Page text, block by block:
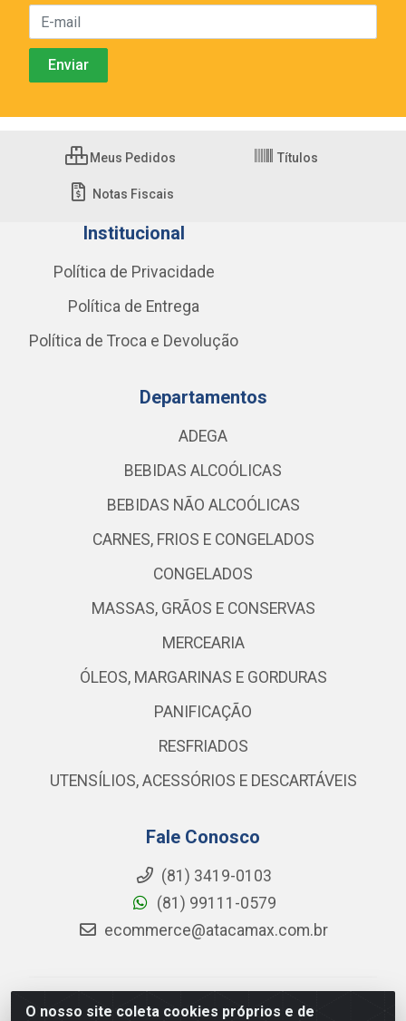
O nosso site coleta cookies próprios e de
Meus Pedidos Títulos
Notas Fiscais
Institucional
Política de Privacidade
Política de Entrega
Política de Troca e Devolução
Departamentos
ADEGA
BEBIDAS ALCOÓLICAS
BEBIDAS NÃO ALCOÓLICAS
CARNES, FRIOS E CONGELADOS
CONGELADOS
MASSAS, GRÃOS E CONSERVAS
MERCEARIA
ÓLEOS, MARGARINAS E GORDURAS
PANIFICAÇÃO
RESFRIADOS
UTENSÍLIOS, ACESSÓRIOS E DESCARTÁVEIS
Fale Conosco
(81) 3419-0103
(81) 99111-0579
ecommerce@atacamax.com.br
Atacamax Importadora de Alimentos LTDA - RODOVIA